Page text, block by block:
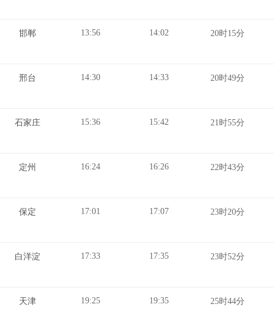
邯郸 13:56 14:02 20时15分
邢台 14:30 14:33 20时49分
石家庄 15:36 15:42 21时55分
定州 16:24 16:26 22时43分
保定 17:01 17:07 23时20分
白洋淀 17:33 17:35 23时52分
天津 19:25 19:35 25时44分